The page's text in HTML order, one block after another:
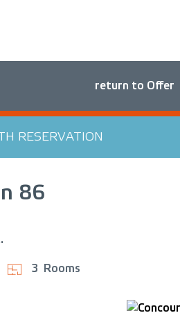
return to Offer
RESERVATION
86
3 Rooms